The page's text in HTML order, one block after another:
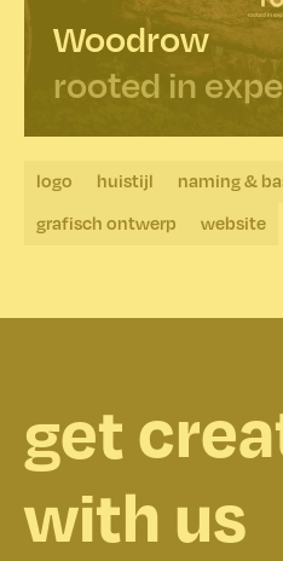
Woodrow
rooted in
logo huistijl naming &
grafisch ontwerp
website
get
with us